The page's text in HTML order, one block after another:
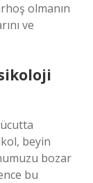
olmanın
ve
beyin
bozar
bu